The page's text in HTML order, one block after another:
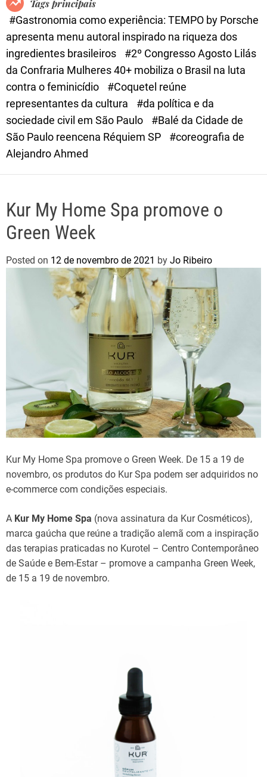
e
Tags principais
#Gastronomia como experiência: TEMPO by Porsche
apresenta menu autoral inspirado na riqueza dos
ingredientes brasileiros
#2º Congresso Agosto Lilás
da Confraria Mulheres 40+ mobiliza o Brasil na luta
contra o feminicídio
#Coquetel reúne
representantes da cultura
#da política e da
sociedade civil em São Paulo
#Balé da Cidade de
São Paulo reencena Réquiem SP
#coreografia de
Alejandro Ahmed
Kur My Home Spa promove o
Green Week
Posted on 12 de novembro de 2021 by Jo Ribeiro
Kur My Home Spa promove o Green Week. De 15 a 19 de
novembro, os produtos do Kur Spa podem ser adquiridos no
e-commerce com condições especiais.
A Kur My Home Spa (nova assinatura da Kur Cosméticos),
marca gaúcha que reúne a tradição alemã com a inspiração
das terapias praticadas no Kurotel – Centro Contemporâneo
de Saúde e Bem-Estar – promove a campanha Green Week,
de 15 a 19 de novembro.